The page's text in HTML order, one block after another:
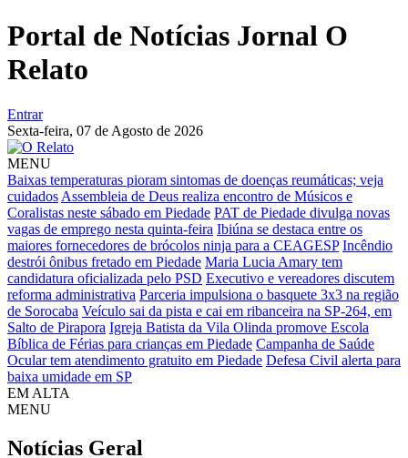
Portal de Notícias Jornal O
Relato
Entrar
Sexta-feira, 07 de Agosto de 2026
MENU
Baixas temperaturas pioram sintomas de doenças reumáticas; veja
cuidados Assembleia de Deus realiza encontro de Músicos e
Coralistas neste sábado em Piedade PAT de Piedade divulga novas
vagas de emprego nesta quinta-feira Ibiúna se destaca entre os
maiores fornecedores de brócolos ninja para a CEAGESP Incêndio
destrói ônibus fretado em Piedade Maria Lucia Amary tem
candidatura oficializada pelo PSD Executivo e vereadores discutem
reforma administrativa Parceria impulsiona o basquete 3x3 na região
de Sorocaba Veículo sai da pista e cai em ribanceira na SP-264, em
Salto de Pirapora Igreja Batista da Vila Olinda promove Escola
Bíblica de Férias para crianças em Piedade Campanha de Saúde
Ocular tem atendimento gratuito em Piedade Defesa Civil alerta para
baixa umidade em SP
EM ALTA
MENU
Notícias Geral